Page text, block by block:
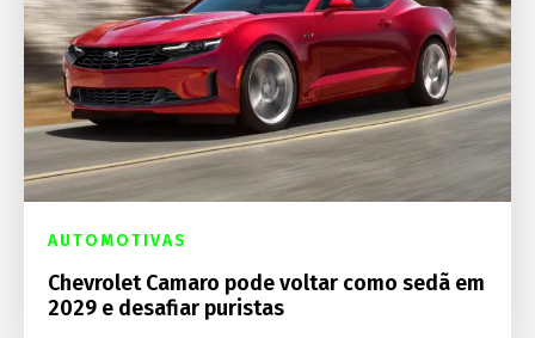
AUTOMOTIVAS
Chevrolet Camaro pode voltar como sedã em
2029 e desafiar puristas